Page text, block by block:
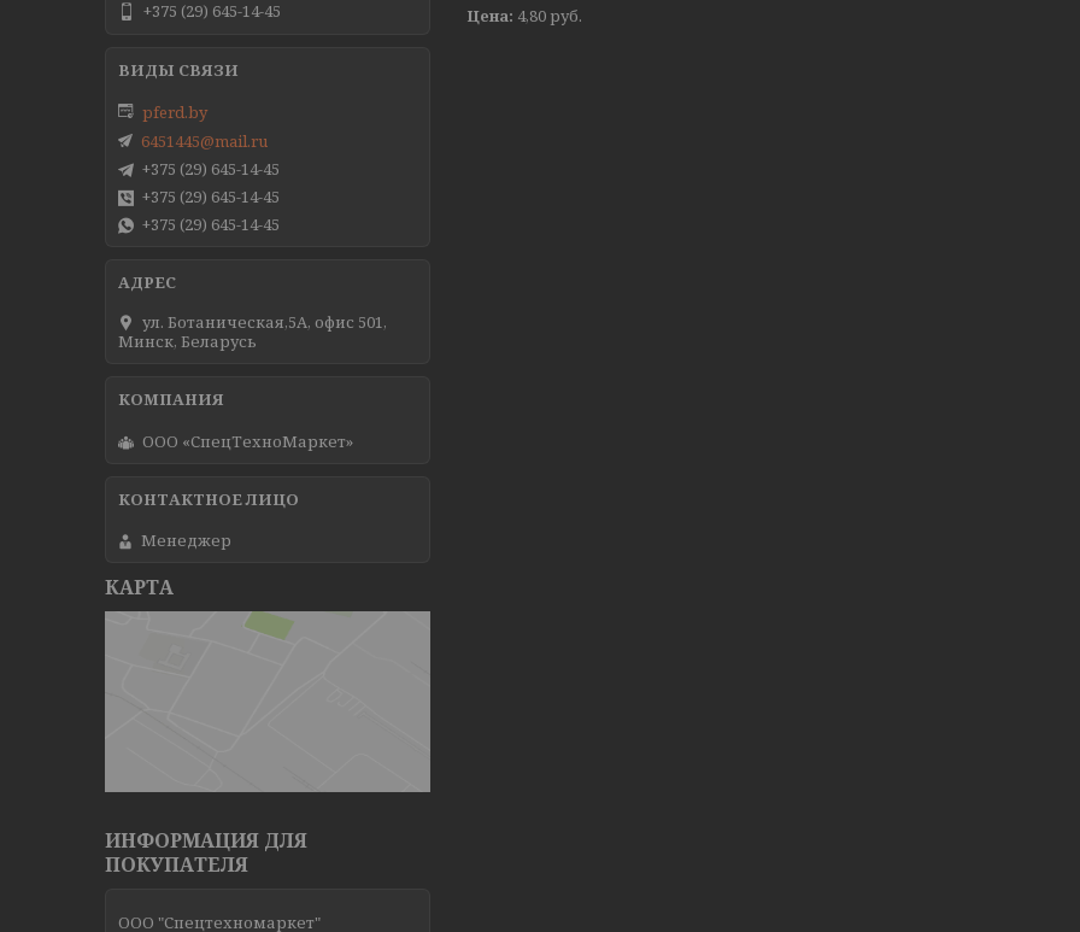
Цена: 4,80 руб.
+375 (29) 645-14-45
pferd.by
6451445@mail.ru
+375 (29) 645-14-45
+375 (29) 645-14-45
+375 (29) 645-14-45
ул. Ботаническая,5А, офис 501,
Минск, Беларусь
ООО «СпецТехноМаркет»
Менеджер
КАРТА
ИНФОРМАЦИЯ ДЛЯ
ПОКУПАТЕЛЯ
ООО "Спецтехномаркет"